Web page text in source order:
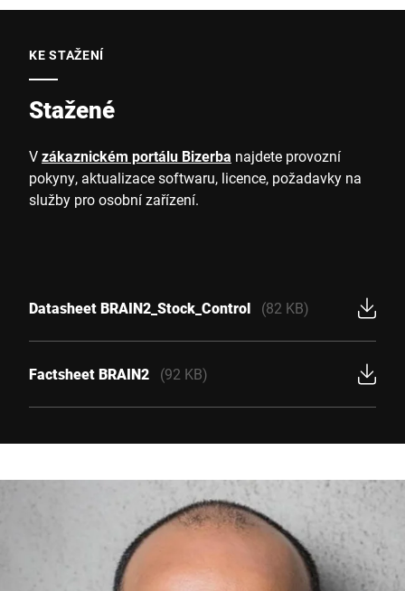
KE STAŽENÍ
Stažené
Vzákaznickém portálu Bizerba najdete provozní
pokyny, aktualizace softwaru, licence, požadavky na
služby pro osobní zařízení.
Datasheet BRAIN2_Stock_Control (82 KB)
Factsheet BRAIN2 (92 KB)